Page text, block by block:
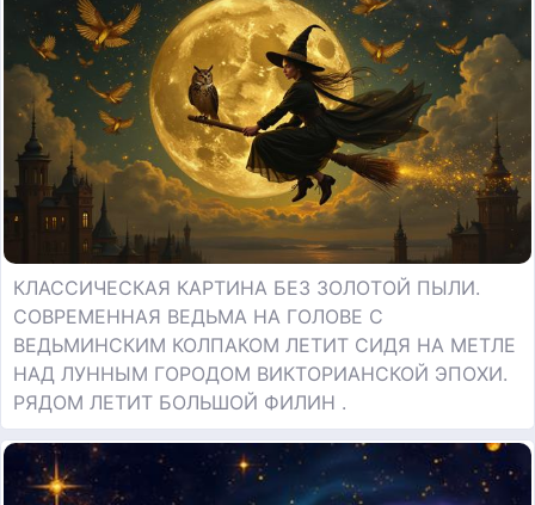
КЛАССИЧЕСКАЯ КАРТИНА БЕЗ ЗОЛОТОЙ ПЫЛИ.
СОВРЕМЕННАЯ ВЕДЬМА НА ГОЛОВЕ С
ВЕДЬМИНСКИМ КОЛПАКОМ ЛЕТИТ СИДЯ НА МЕТЛЕ
НАД ЛУННЫМ ГОРОДОМ ВИКТОРИАНСКОЙ ЭПОХИ.
РЯДОМ ЛЕТИТ БОЛЬШОЙ ФИЛИН .